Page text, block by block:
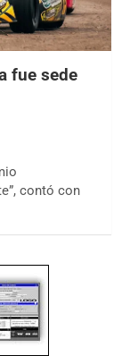
fue sede
contó con